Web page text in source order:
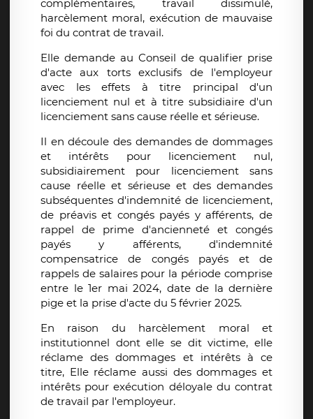
complémentaires, travail dissimulé,
harcèlement moral, exécution de mauvaise
foi du contrat de travail.
Elle demande au Conseil de qualifier prise
d'acte aux torts exclusifs de l'employeur
avec les effets à titre principal d'un
licenciement nul et à titre subsidiaire d'un
licenciement sans cause réelle et sérieuse.
Il en découle des demandes de dommages
et intérêts pour licenciement nul,
subsidiairement pour licenciement sans
cause réelle et sérieuse et des demandes
subséquentes d'indemnité de licenciement,
de préavis et congés payés y afférents, de
rappel de prime d'ancienneté et congés
payés y afférents, d'indemnité
compensatrice de congés payés et de
rappels de salaires pour la période comprise
entre le 1er mai 2024, date de la dernière
pige et la prise d'acte du 5 février 2025.
En raison du harcèlement moral et
institutionnel dont elle se dit victime, elle
réclame des dommages et intérêts à ce
titre, Elle réclame aussi des dommages et
intérêts pour exécution déloyale du contrat
de travail par l'employeur.